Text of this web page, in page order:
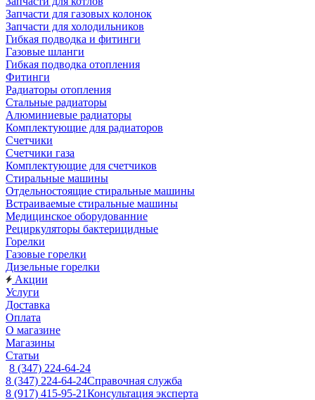
Запчасти для газовых колонок
Запчасти для холодильников
Гибкая подводка и фитинги
Газовые шланги
Гибкая подводка отопления
Фитинги
Радиаторы отопления
Стальные радиаторы
Алюминиевые радиаторы
Комплектующие для радиаторов
Счетчики
Счетчики газа
Комплектующие для счетчиков
Стиральные машины
Отдельностоящие стиральные машины
Встраиваемые стиральные машины
Медицинское оборудованние
Рециркуляторы бактерицидные
Горелки
Газовые горелки
Дизельные горелки
Акции
Услуги
Доставка
Оплата
О магазине
Магазины
Статьи
8 (347) 224-64-24
8 (347) 224-64-24Справочная служба
8 (917) 415-95-21Консультация эксперта